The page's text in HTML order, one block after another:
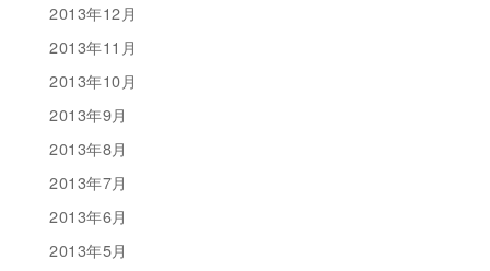
2013年12月
2013年11月
2013年10月
2013年9月
2013年8月
2013年7月
2013年6月
2013年5月